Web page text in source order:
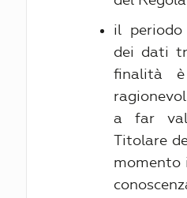
il periodo
dei dati
finalità
a far
Titolare
momento